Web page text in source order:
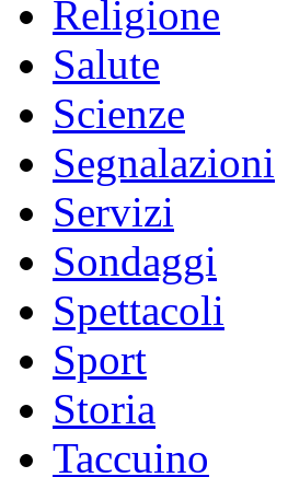
Religione
Salute
Scienze
Segnalazioni
Servizi
Sondaggi
Spettacoli
Sport
Storia
Taccuino